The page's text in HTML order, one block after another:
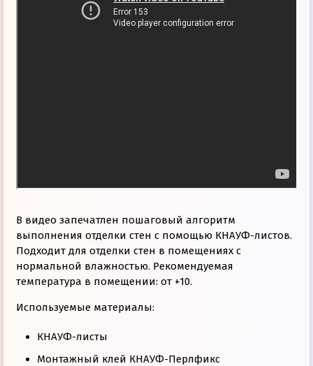
В видео запечатлен пошаговый алгоритм
выполнения отделки стен с помощью КНАУФ-листов.
Подходит для отделки стен в помещениях с
нормальной влажностью. Рекомендуемая
температура в помещении: от +10.
Используемые материалы:
КНАУФ-листы
Монтажный клей КНАУФ-Перлфикс